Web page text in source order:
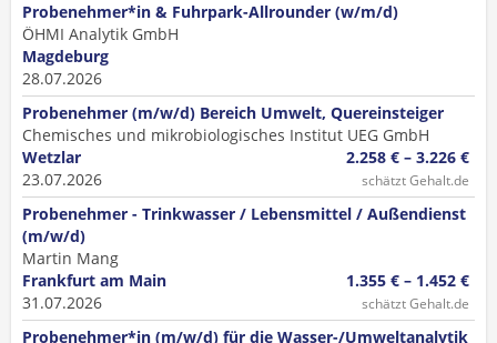
Probenehmer*in & Fuhrpark-Allrounder (w/m/d)
ÖHMI Analytik GmbH
Magdeburg
28.07.2026
Probenehmer (m/w/d) Bereich Umwelt, Quereinsteiger
Chemisches und mikrobiologisches Institut UEG GmbH
Wetzlar
23.07.2026
2.258 € – 3.226 €
schätzt Gehalt.de
Probenehmer - Trinkwasser / Lebensmittel / Außendienst
(m/w/d)
Martin Mang
Frankfurt am Main
31.07.2026
1.355 € – 1.452 €
schätzt Gehalt.de
Probenehmer*in (m/w/d) für die Wasser-/Umweltanalytik